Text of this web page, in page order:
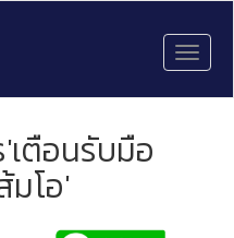
เตือนรับมือ
มโอ'